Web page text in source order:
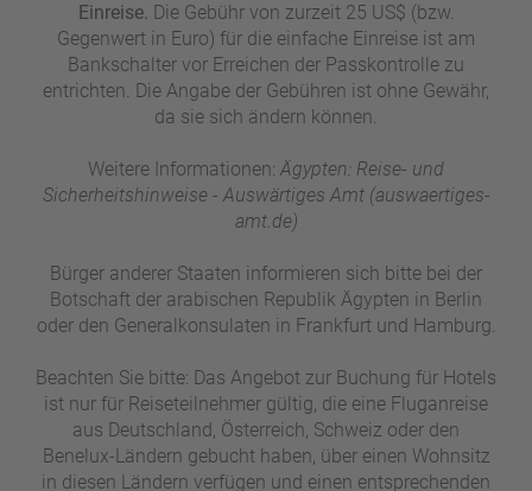
Einreise. Die Gebühr von zurzeit 25 US$ (bzw.
Gegenwert in Euro) für die einfache Einreise ist am
Bankschalter vor Erreichen der Passkontrolle zu
entrichten. Die Angabe der Gebühren ist ohne Gewähr,
da sie sich ändern können.
Weitere Informationen: Ägypten: Reise- und
Sicherheitshinweise - Auswärtiges Amt (auswaertiges-
amt.de)
Bürger anderer Staaten informieren sich bitte bei der
Botschaft der arabischen Republik Ägypten in Berlin
oder den Generalkonsulaten in Frankfurt und Hamburg.
Beachten Sie bitte: Das Angebot zur Buchung für Hotels
ist nur für Reiseteilnehmer gültig, die eine Fluganreise
aus Deutschland, Österreich, Schweiz oder den
Benelux-Ländern gebucht haben, über einen Wohnsitz
in diesen Ländern verfügen und einen entsprechenden